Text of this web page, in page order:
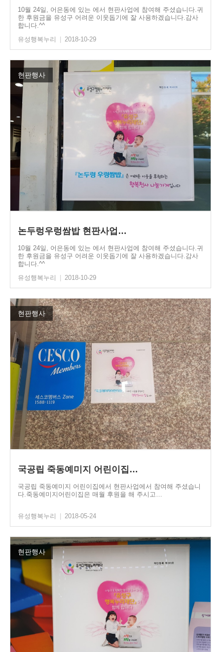
10월 24일, 어은동에 있는 에서 현판사업에 참여해 주셨습니다.귀
한 후원금을 유성구 어려운 이웃돕기에 잘 사용하겠습니다.감사
합니다.^^
유성행복누리
2018-10-29
현판행사
논두렁우렁쌈밥 현판사업…
10월 24일, 어은동에 있는 에서 현판사업에 참여해 주셨습니다.귀
한 후원금을 유성구 어려운 이웃돕기에 잘 사용하겠습니다.감사
합니다.^^
유성행복누리
2018-10-29
현판행사
국공립 죽동예미지 어린이집…
국공립 죽동예미지 어린이집에서 현판사업에서 참여해 주셨습니
다.죽동예미지어린이집은 매월 후원을 해 주시고…
유성행복누리 2018-05-24
현판행사